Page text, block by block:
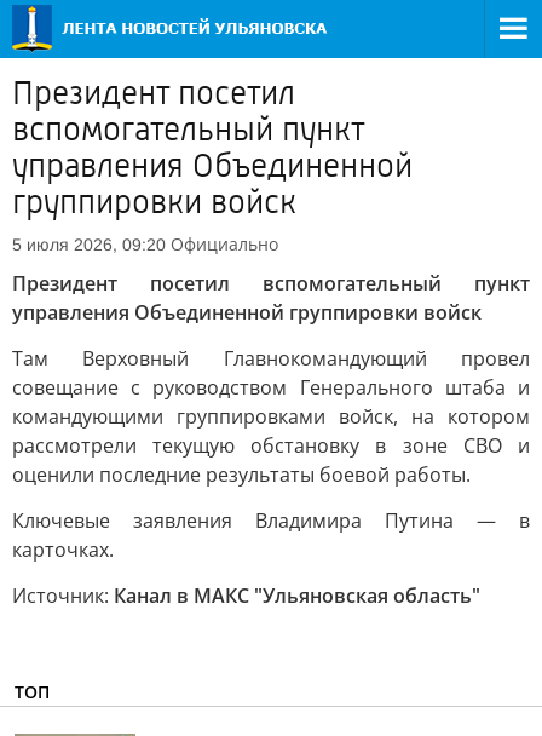
Президент посетил
вспомогательный пункт
управления Объединенной
группировки войск
5 июля 2026, 09:20 Официально
Президент посетил вспомогательный пункт
управления Объединенной группировки войск
Там Верховный Главнокомандующий провел
совещание с руководством Генерального штаба и
командующими группировками войск, на котором
рассмотрели текущую обстановку в зоне СВО и
оценили последние результаты боевой работы.
Ключевые заявления Владимира Путина — в
карточках.
Источник: Канал в МАКС "Ульяновская область"
ТОП